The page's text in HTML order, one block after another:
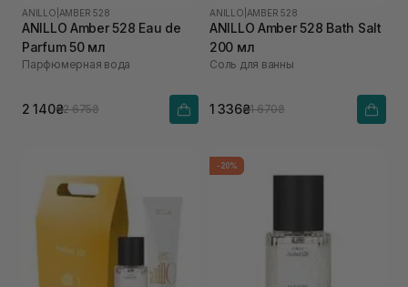
ANILLO AMBER 528
ANILLO Amber 528 Eau de
Parfum 50 мл
Парфюмерная вода
2 140₴2 675₴
ANILLO AMBER 528
ANILLO Amber 528 Bath Salt
200 мл
Соль для ванны
1 336₴1 670₴
-20%